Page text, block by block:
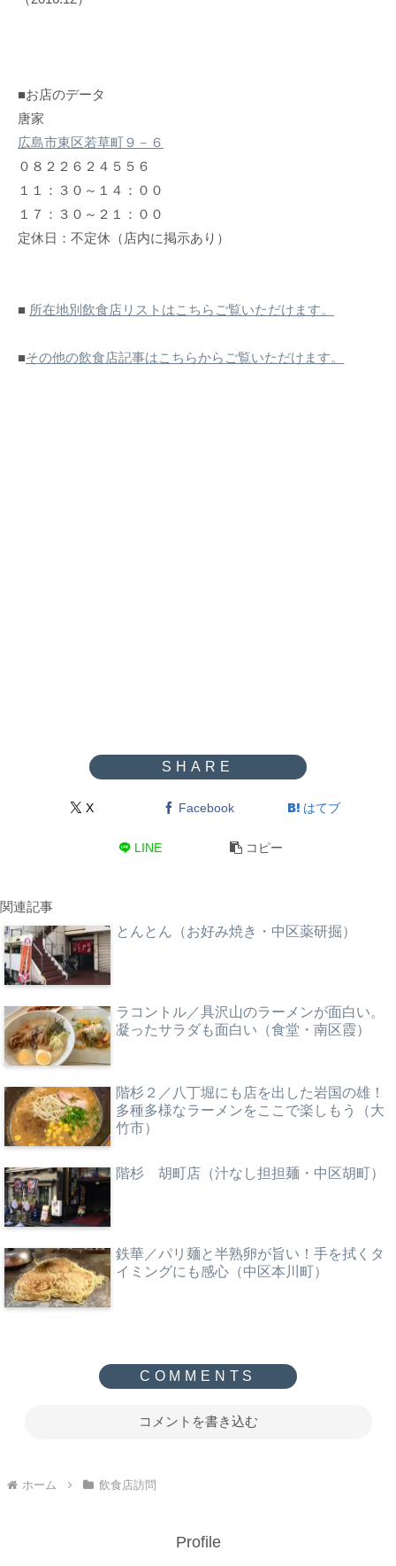
■お店のデータ
唐家
広島市東区若草町９－６
０８２２６２４５５６
１１：３０～１４：００
１７：３０～２１：００
定休日：不定休（店内に掲示あり）
■ 所在地別飲食店リストはこちらご覧いただけます。
■その他の飲食店記事はこちらからご覧いただけます。
X Facebook はてブ
LINE コピー
関連記事
とんとん（お好み焼き・中区薬研掘）
ラコントル／具沢山のラーメンが面白い。
凝ったサラダも面白い（食堂・南区霞）
階杉２／八丁堀にも店を出した岩国の雄！
多種多様なラーメンをここで楽しもう（大
竹市）
階杉 胡町店（汁なし担担麺・中区胡町）
鉄華／パリ麺と半熟卵が旨い！手を拭くタ
イミングにも感心（中区本川町）
コメントを書き込む
ホーム 飲食店訪問
Profile